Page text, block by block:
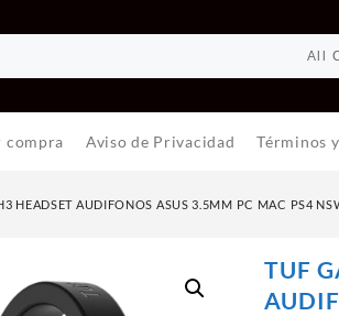
compra Aviso de Privacidad Términos
HEADSET AUDIFONOS ASUS 3.5MM PC MAC PS4
TUF